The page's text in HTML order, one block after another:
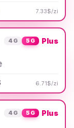
7.33$/zi
4G 5G Plus
6.71$/zi
4G 5G Plus